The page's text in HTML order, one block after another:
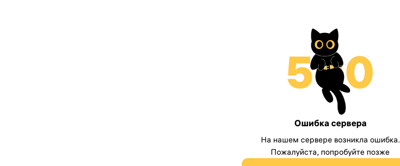
Ошибка сервера
На нашем сервере возникла ошибка.
Пожалуйста, попробуйте позже